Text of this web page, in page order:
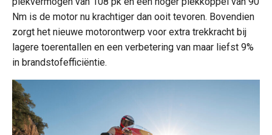
Nm is de motor nu krachtiger dan ooit tevoren. Bovendien
zorgt het nieuwe motorontwerp voor extra trekkracht bij
lagere toerentallen en een verbetering van maar liefst 9%
in brandstofefficiëntie.